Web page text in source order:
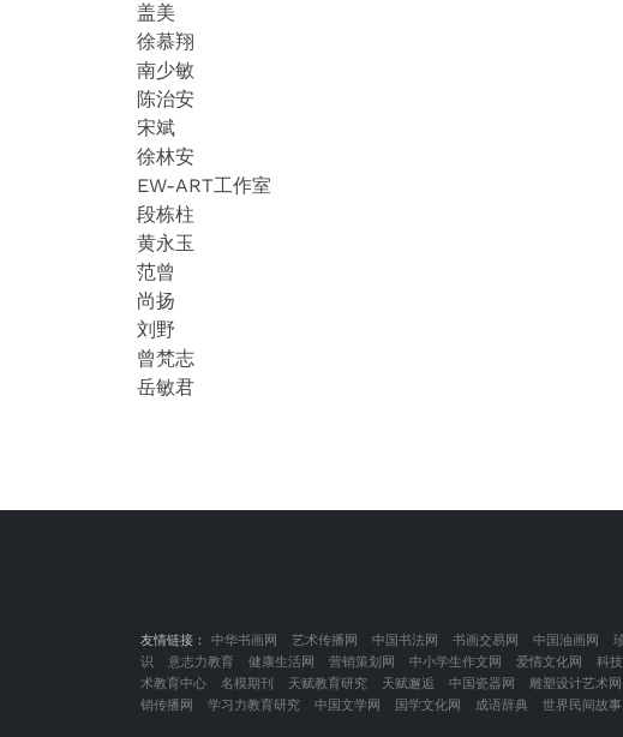
盖美
徐慕翔
南少敏
陈治安
宋斌
徐林安
EW-ART工作室
段栋柱
黄永玉
范曾
尚扬
刘野
曾梵志
岳敏君
友情链接： 中华书画网 艺术传播网 中国书法网 书画交易网 中国油画网
识
意志力教育 健康生活网 营销策划网 中小学生作文网 爱情文化网 科
术教育中心
名模期刊 天赋教育研究 天赋邂逅 中国瓷器网 雕塑设计艺术网
销传播网
学习力教育研究 中国文学网 国学文化网 成语辞典 世界民间故